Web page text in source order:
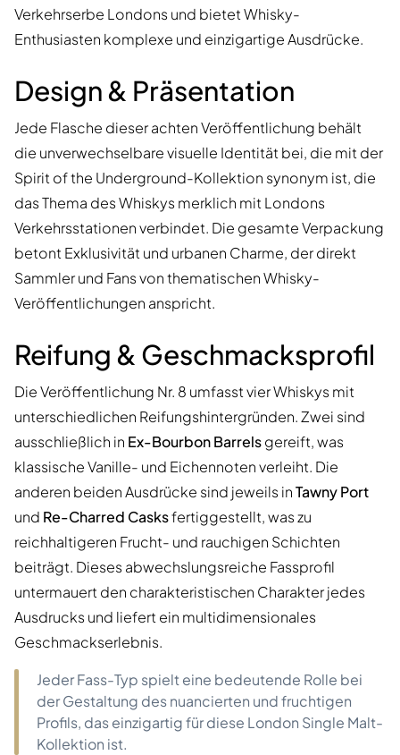
Verkehrserbe Londons und bietet Whisky-
Enthusiasten komplexe und einzigartige Ausdrücke.
Design & Präsentation
Jede Flasche dieser achten Veröffentlichung behält
die unverwechselbare visuelle Identität bei, die mit der
Spirit of the Underground-Kollektion synonym ist, die
das Thema des Whiskys merklich mit Londons
Verkehrsstationen verbindet. Die gesamte Verpackung
betont Exklusivität und urbanen Charme, der direkt
Sammler und Fans von thematischen Whisky-
Veröffentlichungen anspricht.
Reifung & Geschmacksprofil
Die Veröffentlichung Nr. 8 umfasst vier Whiskys mit
unterschiedlichen Reifungshintergründen. Zwei sind
ausschließlich in Ex-Bourbon Barrelsgereift, was
klassische Vanille- und Eichennoten verleiht. Die
anderen beiden Ausdrücke sind jeweils inTawny Port
und Re-Charred Casksfertiggestellt, was zu
reichhaltigeren Frucht- und rauchigen Schichten
beiträgt. Dieses abwechslungsreiche Fassprofil
untermauert den charakteristischen Charakter jedes
Ausdrucks und liefert ein multidimensionales
Geschmackserlebnis.
Jeder Fass-Typ spielt eine bedeutende Rolle bei
der Gestaltung des nuancierten und fruchtigen
Profils, das einzigartig für diese London Single Malt-
Kollektion ist.